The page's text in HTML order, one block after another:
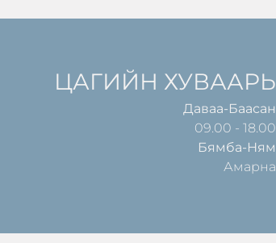
ЦАГИЙН ХУВААРЬ
Даваа-Баасан
09.00 - 18.00
Бямба-Ням
Амарна